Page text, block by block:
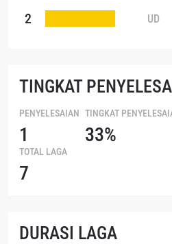
2
UD
TINGKAT
PENYELESAIAN
1
TINGKAT
33%
TOTAL LAGA
7
DURASI LAGA